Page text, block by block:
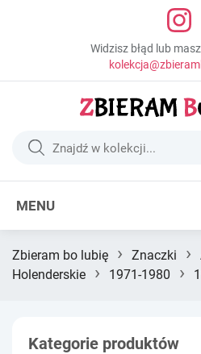
Widzisz błąd lub
MENU
Zbieram bo lubię › Znaczki ›
Holenderskie
› 1971-1980 ›
Kategorie produktów